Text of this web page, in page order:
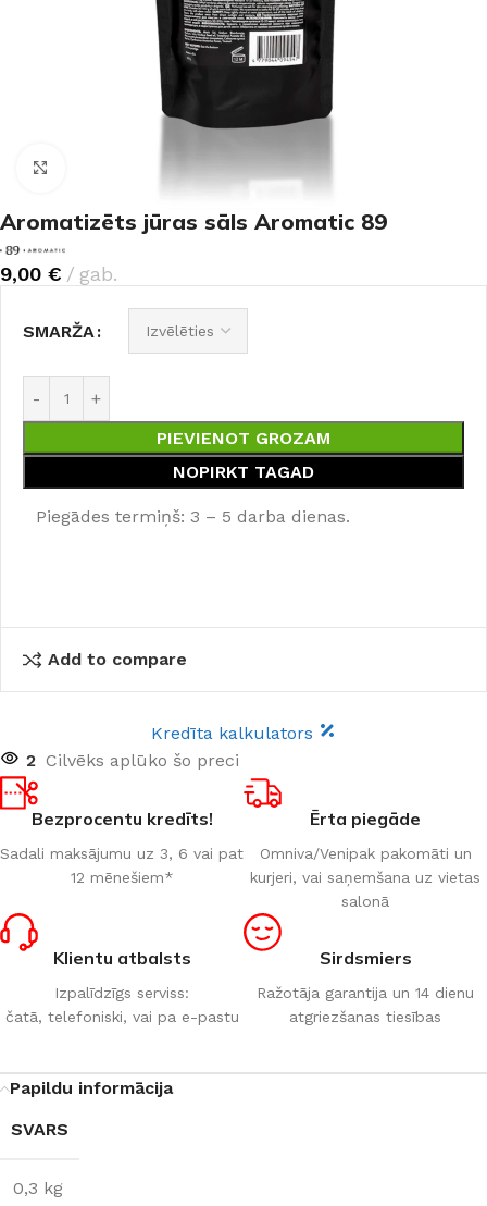
Aromatizēts jūras sāls Aromatic 89
9,00 € gab.
SMARŽA
PIEVIENOT GROZAM
NOPIRKT TAGAD
Piegādes termiņš: 3 – 5 darba dienas.
Add to compare
Kredīta kalkulators
2 Cilvēks aplūko šo preci
Bezprocentu kredīts!
Sadali maksājumu uz 3, 6 vai pat
12 mēnešiem*
Ērta piegāde
Omniva/Venipak pakomāti un
kurjeri, vai saņemšana uz vietas
salonā
Klientu atbalsts
Izpalīdzīgs serviss:
čatā, telefoniski, vai pa e-pastu
Sirdsmiers
Ražotāja garantija un 14 dienu
atgriezšanas tiesības
Papildu informācija
SVARS
0,3 kg